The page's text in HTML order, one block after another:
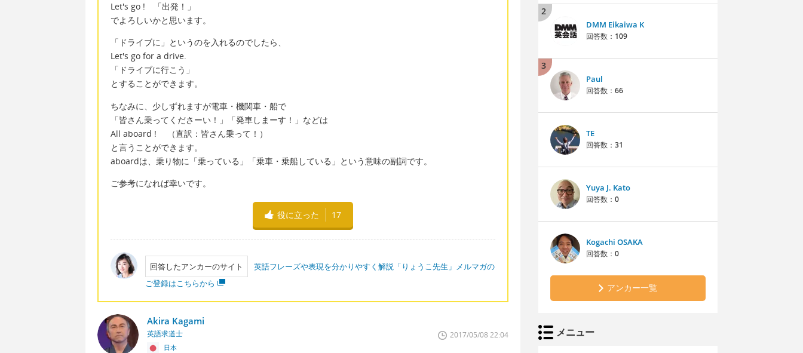
Let's go ! 「出発！」
でよろしいかと思います。
「ドライブに」というのを入れるのでしたら、
Let's go for a drive.
「ドライブに行こう」
とすることができます。
ちなみに、少しずれますが電車・機関車・船で
「皆さん乗ってくださーい！」「発車しまーす！」などは
All aboard ! （直訳：皆さん乗って！）
と言うことができます。
aboardは、乗り物に「乗っている」「乗車・乗船している」という意味の副詞です。
ご参考になれば幸いです。
役に立った 17
回答したアンカーのサイト
英語フレーズや表現を分かりやすく解説「りょうこ先生」メルマガの
ご登録はこちらから
Akira Kagami
英語求道士
日本
2017/05/08 22:04
2
DMM Eikaiwa K
回答数： 109
3
Paul
回答数： 66
TE
回答数： 31
Yuya J. Kato
回答数： 0
Kogachi OSAKA
回答数： 0
アンカー一覧
メニュー